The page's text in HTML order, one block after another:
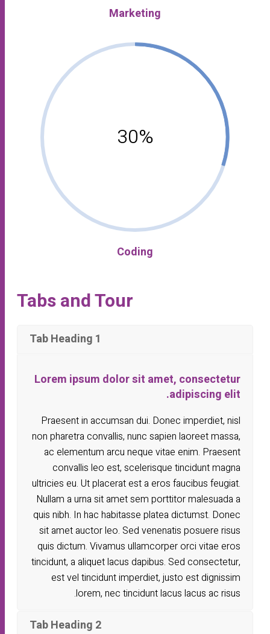
Marketing
30%
Coding
Tabs and Tour
Tab Heading 1
Lorem ipsum dolor sit amet, consectetur
adipiscing elit.
Praesent in accumsan dui. Donec imperdiet, nisl
non pharetra convallis, nunc sapien laoreet massa,
ac elementum arcu neque vitae enim. Praesent
convallis leo est, scelerisque tincidunt magna
ultricies eu. Ut placerat est a eros faucibus feugiat.
Nullam a urna sit amet sem porttitor malesuada a
quis nibh. In hac habitasse platea dictumst. Donec
sit amet auctor leo. Sed venenatis posuere risus
quis dictum. Vivamus ullamcorper orci vitae eros
tincidunt, a aliquet lacus dapibus. Sed consectetur,
est vel tincidunt imperdiet, justo est dignissim
lorem, nec tincidunt lacus lacus ac risus.
Tab Heading 2